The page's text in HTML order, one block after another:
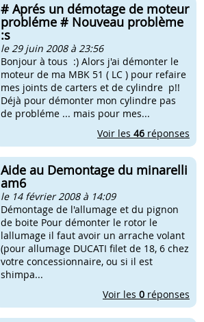
# Aprés un démotage de moteur
probléme # Nouveau problème
:s
le 29 juin 2008 à 23:56
Bonjour à tous :) Alors j'ai démonter le
moteur de ma MBK 51 ( LC ) pour refaire
mes joints de carters et de cylindre p!!
Déjà pour démonter mon cylindre pas
de probléme ... mais pour mes...
Voir les 46 réponses
Aide au Demontage du minarelli
am6
le 14 février 2008 à 14:09
Démontage de l'allumage et du pignon
de boite Pour démonter le rotor le
lallumage il faut avoir un arrache volant
(pour allumage DUCATI filet de 18, 6 chez
votre concessionnaire, ou si il est
shimpa...
Voir les 0 réponses